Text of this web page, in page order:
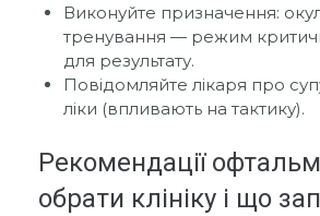
Виконуйте призначення:
тренування — режим
для результату.
Повідомляйте лікаря про
ліки (впливають на тактику).
Рекомендації
обрати клініку і що